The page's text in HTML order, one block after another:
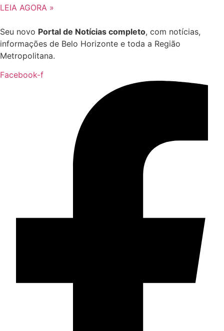
LEIA AGORA »
Seu novo Portal de Notícias completo, com notícias,
informações de Belo Horizonte e toda a Região
Metropolitana.
Facebook-f